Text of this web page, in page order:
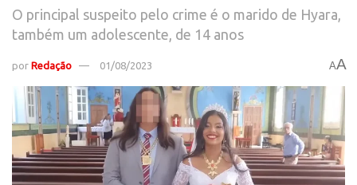
O principal suspeito pelo crime é o marido de Hyara,
também um adolescente, de 14 anos
por Redação 01/08/2023 AA